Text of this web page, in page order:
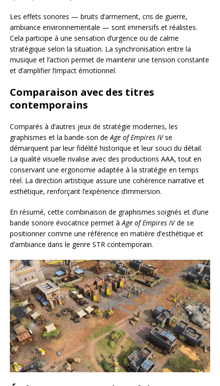
Les effets sonores — bruits d’armement, cris de guerre,
ambiance environnementale — sont immersifs et réalistes.
Cela participe à une sensation d’urgence ou de calme
stratégique selon la situation. La synchronisation entre la
musique et l’action permet de maintenir une tension constante
et d’amplifier l’impact émotionnel.
Comparaison avec des titres
contemporains
Comparés à d’autres jeux de stratégie modernes, les
graphismes et la bande-son deAge of Empires IVse
démarquent par leur fidélité historique et leur souci du détail.
La qualité visuelle rivalise avec des productions AAA, tout en
conservant une ergonomie adaptée à la stratégie en temps
réel. La direction artistique assure une cohérence narrative et
esthétique, renforçant l’expérience d’immersion.
En résumé, cette combinaison de graphismes soignés et d’une
bande sonore évocatrice permet àAge of Empires IVde se
positionner comme une référence en matière d’esthétique et
d’ambiance dans le genre STR contemporain.